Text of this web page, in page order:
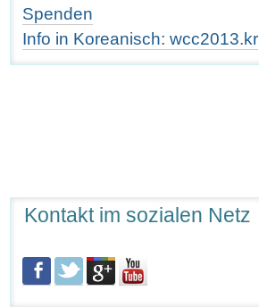
Spenden
Info in Koreanisch: wcc2013.kr
Kontakt im sozialen Netz